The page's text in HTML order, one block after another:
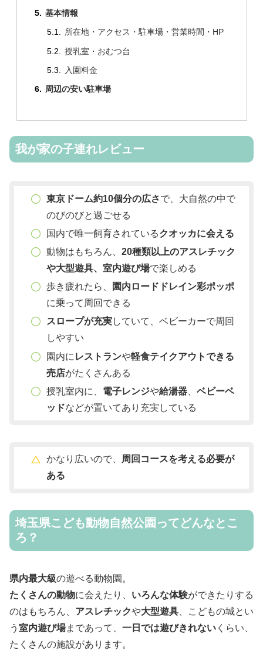
基本情報
所在地・アクセス・駐車場・営業時間・HP
授乳室・おむつ台
入園料金
周辺の安い駐車場
我が家の子連れレビュー
東京ドーム約10個分の広さで、大自然の中で
のびのびと過ごせる
国内で唯一飼育されているクオッカに会える
動物はもちろん、 20種類以上のアスレチック
や大型遊具、室内遊び場で楽しめる
歩き疲れたら、
園内ロードドレイン彩ポッポ
に乗って周回できる
スロープが充実していて、ベビーカーで周回
しやすい
園内に レストランや軽食テイクアウトできる
売店がたくさんある
授乳室内に、 電子レンジや給湯器、 ベビーベ
ッドなどが置いてあり充実している
かなり広いので、
周回コースを考える必要が
ある
埼玉県こども動物自然公園ってどんなとこ
ろ？
県内最大級の遊べる動物園。
たくさんの動物に会えたり、 いろんな体験ができたりする
のはもちろん、 アスレチックや大型遊具 、こどもの城とい
う 室内遊び場まであって、 一日では遊びきれない くらい、
たくさんの施設があります。